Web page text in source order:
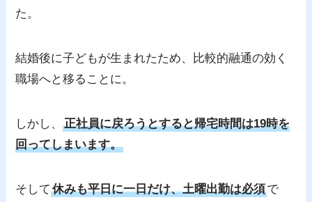
た。
結婚後に子どもが生まれたため、比較的融通の効く
職場へと移ることに。
しかし、正社員に戻ろうとすると帰宅時間は19時を
回ってしまいます。
そして休みも平日に一日だけ、土曜出勤は必須で